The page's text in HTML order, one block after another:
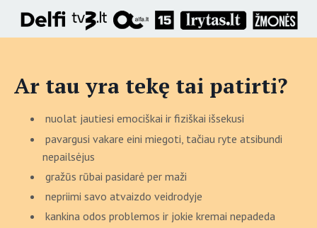
Ar tau yra tekę tai patirti?
nuolat jautiesi emociškai ir fiziškai išsekusi
pavargusi vakare eini miegoti, tačiau ryte atsibundi
nepailsėjus
gražūs rūbai pasidarė per maži
nepriimi savo atvaizdo veidrodyje
kankina odos problemos ir jokie kremai nepadeda